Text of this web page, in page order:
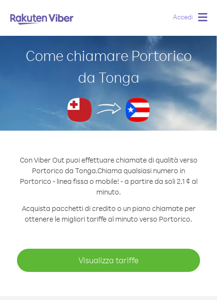
Accedi
Come chiamare Portorico
da Tonga
Con Viber Out puoi effettuare chiamate di qualità verso
Portorico da Tonga.Chiama qualsiasi numero in
Portorico - linea fissa o mobile! - a partire da soli 2.1 ¢ al
minuto.
Acquista pacchetti di credito o un piano chiamate per
ottenere le migliori tariffe al minuto verso Portorico.
Visualizza tariffe